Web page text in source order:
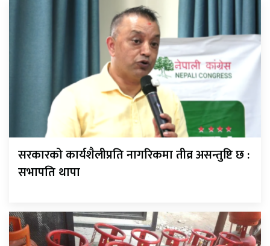
सरकारको कार्यशैलीप्रति नागरिकमा तीव्र असन्तुष्टि छ :
सभापति थापा